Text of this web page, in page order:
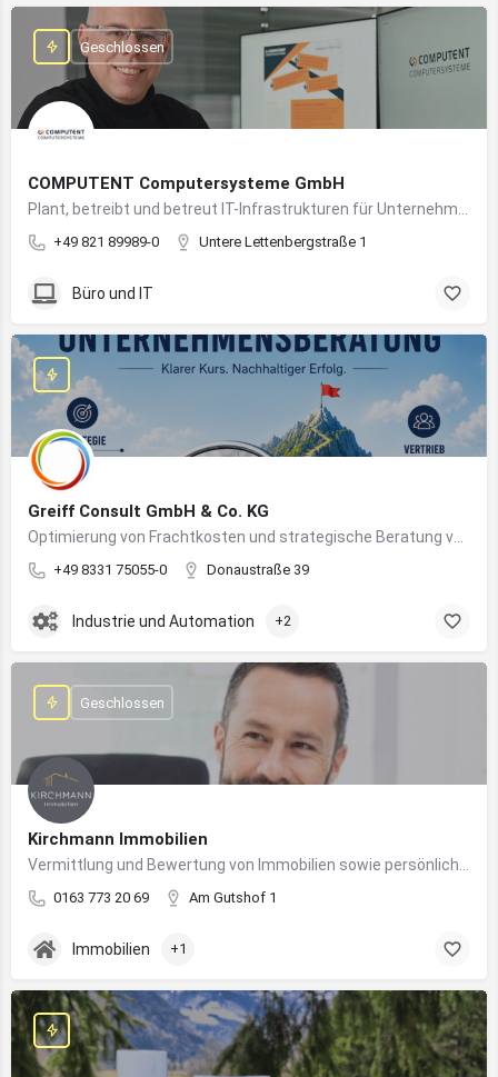
COMPUTENT Computersysteme GmbH
+49 821 89989-0 Untere Lettenbergstraße 1
Geschlossen
Büro und IT
Greiff Consult GmbH & Co. KG
+49 8331 75055-0 Donaustraße 39
Industrie und Automation +2
Kirchmann Immobilien
0163 773 20 69 Am Gutshof 1
Geschlossen
Immobilien +1